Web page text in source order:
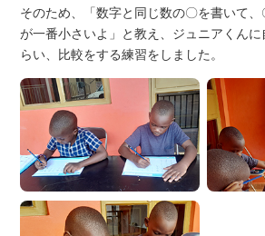
そのため、「数字と同じ数の〇を書いて
が一番小さいよ」と教え、ジュニアくん
らい、比較をする練習をしました。